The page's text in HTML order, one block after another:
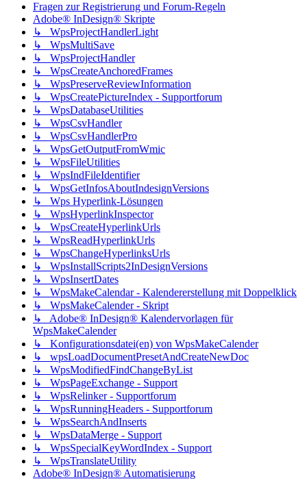
Fragen zur Registrierung und Forum-Regeln
Adobe® InDesign® Skripte
↳ WpsProjectHandlerLight
↳ WpsMultiSave
↳ WpsProjectHandler
↳ WpsCreateAnchoredFrames
↳ WpsPreserveReviewInformation
↳ WpsCreatePictureIndex - Supportforum
↳ WpsDatabaseUtilities
↳ WpsCsvHandler
↳ WpsCsvHandlerPro
↳ WpsGetOutputFromWmic
↳ WpsFileUtilities
↳ WpsIndFileIdentifier
↳ WpsGetInfosAboutIndesignVersions
↳ Wps Hyperlink-Lösungen
↳ WpsHyperlinkInspector
↳ WpsCreateHyperlinkUrls
↳ WpsReadHyperlinkUrls
↳ WpsChangeHyperlinksUrls
↳ WpsInstallScripts2InDesignVersions
↳ WpsInsertDates
↳ WpsMakeCalendar - Kalendererstellung mit Doppelklick
↳ WpsMakeCalender - Skript
↳ Adobe® InDesign® Kalendervorlagen für
WpsMakeCalender
↳ Konfigurationsdatei(en) von WpsMakeCalender
↳ wpsLoadDocumentPresetAndCreateNewDoc
↳ WpsModifiedFindChangeByList
↳ WpsPageExchange - Support
↳ WpsRelinker - Supportforum
↳ WpsRunningHeaders - Supportforum
↳ WpsSearchAndInserts
↳ WpsDataMerge - Support
↳ WpsSpecialKeyWordIndex - Support
↳ WpsTranslateUtility
Adobe® InDesign® Automatisierung